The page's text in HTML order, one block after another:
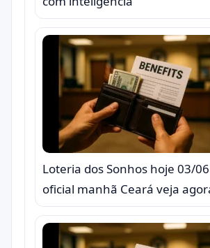
Loteria dos Sonhos hoje 03/
oficial manhã Ceará veja